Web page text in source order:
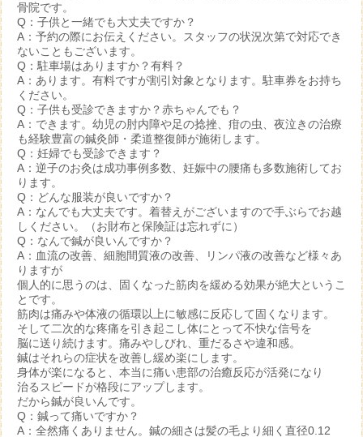
骨院です。
Q：子供と一緒でも大丈夫ですか？
A：予約の際にお伝えください。スタッフの状況次第で対応でき
ないこともございます。
Q：駐車場はありますか？有料？
A：あります。有料ですが割引対象となります。駐車券をお持ち
ください。
Q：子供も受診できますか？赤ちゃんでも？
A：できます。幼児の肘内障や足の捻挫、疳の虫、夜泣きの治療
も経験豊富の鍼灸師・柔道整復師が施術します。
Q：妊婦でも受診できます？
A：逆子のお灸は成功事例多数、妊娠中の腰痛も多数施術してお
ります。
Q：どんな服装が良いですか？
A：なんでも大丈夫です。着替えがございますので手ぶらでお越
しください。（お財布と保険証は忘れずに）
Q：なんで鍼が良いんですか？
A：血流の改善、細胞間質液の改善、リンパ液の改善など様々あ
りますが
個人的に思うのは、固くなった筋肉を緩める効果が絶大というこ
とです。
筋肉は痛みや体液の循環以上に敏感に反応して固くなります。
そして二次的な疼痛を引き起こし体にとって不快な信号を
脳に送り続けます。痛みやしびれ、重だるさや違和感。
鍼はそれらの症状を改善し緩め楽にします。
身体が楽になると、本当に痛い患部の治癒反応が活発になり
治るスピードが格段にアップします。
だから鍼が良いんです。
Q：鍼って痛いですか？
A：全然痛くありません。鍼の細さは髪の毛より細く直径0.12